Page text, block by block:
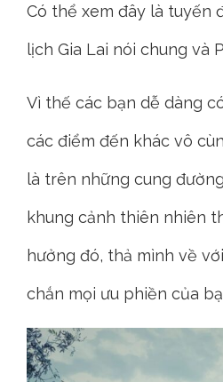
Có thể xem đây là tuyến
lịch Gia Lai nói chung và
Vì thế các bạn dễ dàng
các điểm đến khác vô
là trên những cung
khung cảnh thiên nhiên
hưởng đó, thả mình về
chắn mọi ưu phiền của